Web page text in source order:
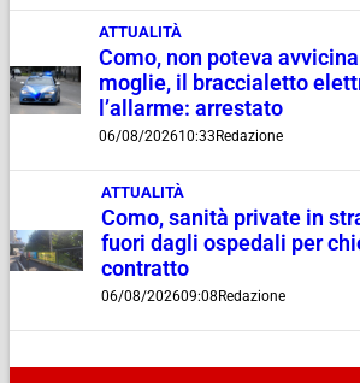
ATTUALITÀ
Como, non poteva
moglie, il braccialetto
l’allarme: arrestato
06/08/202610:33 Redazione
ATTUALITÀ
Como, sanità private in
fuori dagli ospedali per
contratto
06/08/202609:08 Redazione